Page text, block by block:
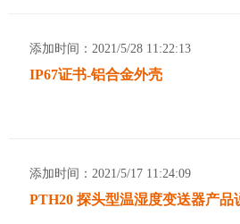
添加时间：2021/5/28 11:22:13
IP67证书-铝合金外壳
添加时间：2021/5/17 11:24:09
PTH20 探头型温湿度变送器产品